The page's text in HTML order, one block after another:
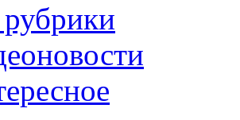
рубрики